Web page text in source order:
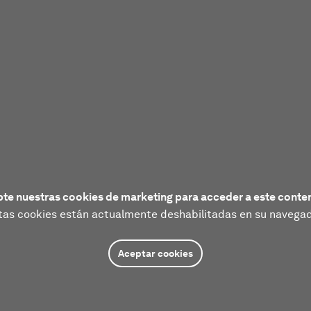
nuestras cookies de marketing para acceder a este
cookies están actualmente deshabilitadas en su
Aceptar cookies